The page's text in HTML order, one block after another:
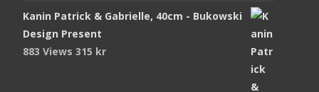
Kanin Patrick & Gabrielle, 40cm - Bukowski
Design Present
883 Views 315 kr